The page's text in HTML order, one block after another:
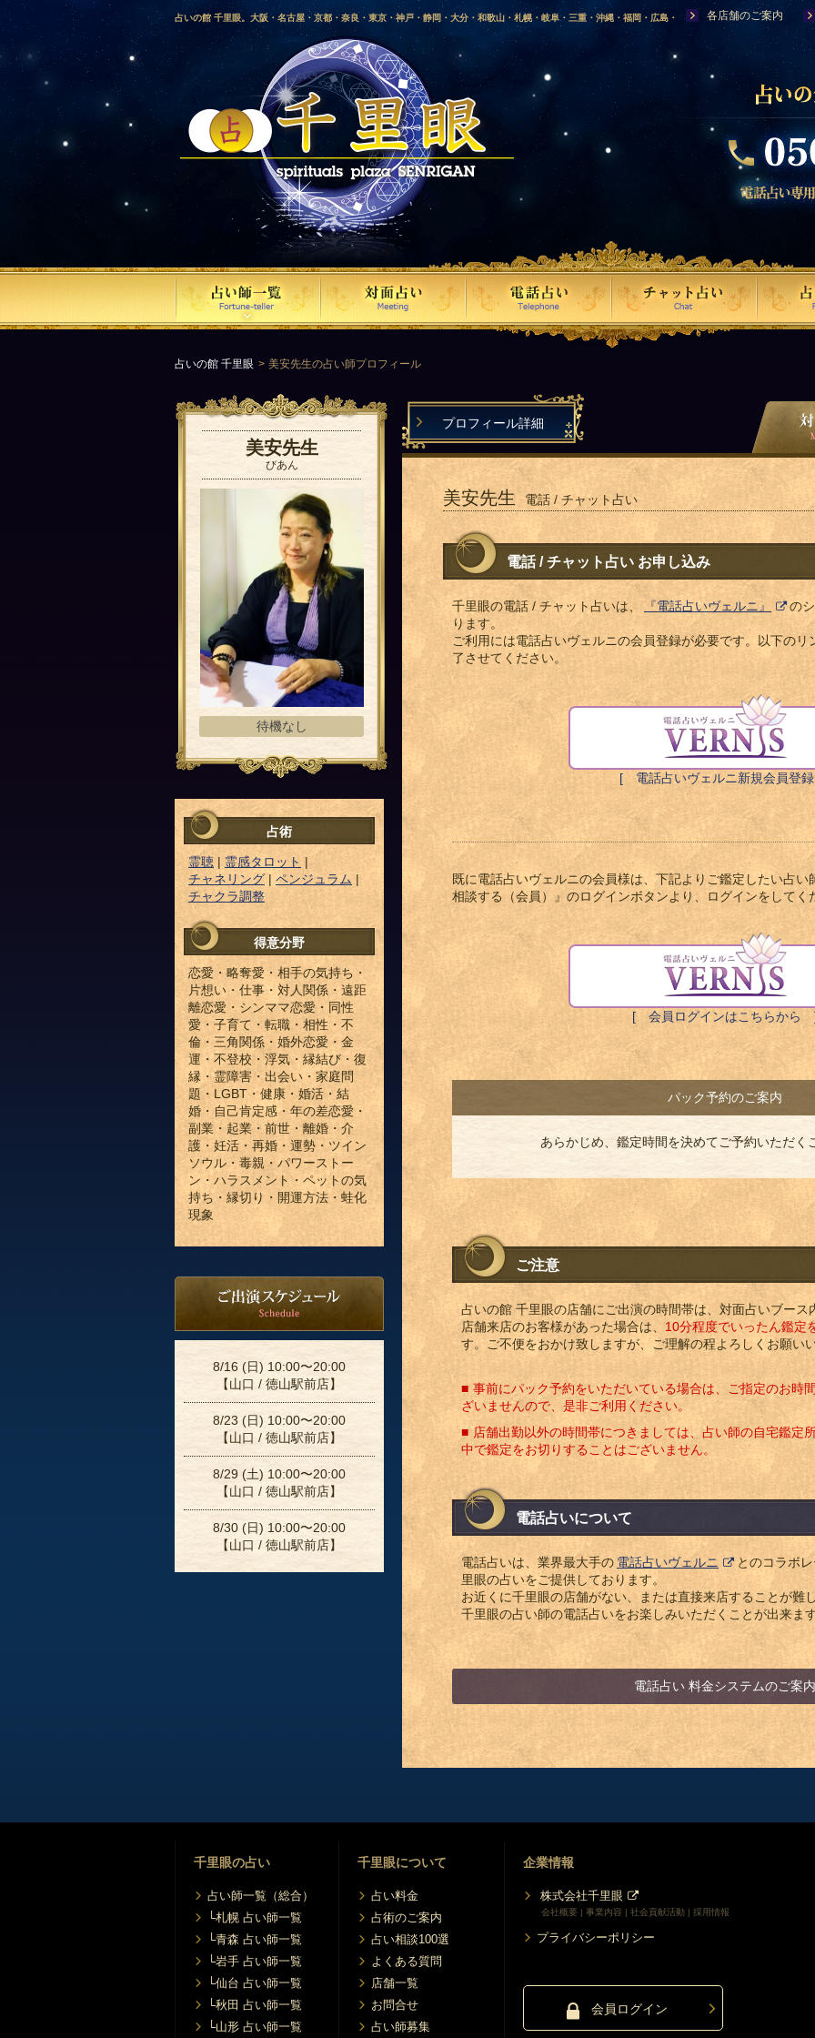
占いの館 千里眼。大阪・名古屋・京都・奈良・東京・神戸・静岡・大分・和歌山・札幌・岐阜・三重・沖縄・福岡・広島・
愛媛・鹿児島・徳島・香川・山形・岡山・横浜・千葉・福島・岩手・高知・熊本・群馬・滋賀・福井・仙台・山口・宮崎・山
梨・長野・埼玉・茨城・栃木・金沢・佐賀・長崎・鳥取・富山・新潟・秋田・青森・島根に店舗を構える、口コミで評判の人
気占い師による占い。
各店舗のご案内
占いの館 千里眼 美安先生の占い師プロフィール
美安先生
びあん
待機なし
占術
霊聴 | 霊感タロット |
チャネリング | ペンジュラム |
チャクラ調整
得意分野
恋愛・略奪愛・相手の気持ち・
片想い・仕事・対人関係・遠距
離恋愛・シンママ恋愛・同性
愛・子育て・転職・相性・不
倫・三角関係・婚外恋愛・金
運・不登校・浮気・縁結び・復
縁・霊障害・出会い・家庭問
題・LGBT・健康・婚活・結
婚・自己肯定感・年の差恋愛・
副業・起業・前世・離婚・介
護・妊活・再婚・運勢・ツイン
ソウル・毒親・パワーストー
ン・ハラスメント・ペットの気
持ち・縁切り・開運方法・蛙化
現象
8/16 (日) 10:00〜20:00
【山口 / 徳山駅前店】
8/23 (日) 10:00〜20:00
【山口 / 徳山駅前店】
8/29 (土) 10:00〜20:00
【山口 / 徳山駅前店】
8/30 (日) 10:00〜20:00
【山口 / 徳山駅前店】
プロフィール詳細
美安先生 電話 / チャット占い
電話 / チャット占い お申し込み
千里眼の電話 / チャット占いは、 『電話占いヴェルニ』
の
ります。
ご利用には電話占いヴェルニの会員登録が必要です。以下の
了させてください。
[ 電話占いヴェルニ新規会員登
既に電話占いヴェルニの会員様は、下記よりご鑑定したい占
相談する（会員）』のログインボタンより、ログインをしてく
[ 会員ログインはこちらから
パック予約のご案内
あらかじめ、鑑定時間を決めてご予約いただく
ご注意
占いの館 千里眼の店舗にご出演の時間帯は、対面占いブース
店舗来店のお客様があった場合は、 10分程度でいったん鑑定
す。ご不便をおかけ致しますが、ご理解の程よろしくお願い
事前にパック予約をいただいている場合は、ご指定のお時
ざいませんので、是非ご利用ください。
店舗出勤以外の時間帯につきましては、占い師の自宅鑑定
中で鑑定をお切りすることはございません。
電話占いについて
電話占いは、業界最大手の 電話占いヴェルニ
とのコラボ
里眼の占いをご提供しております。
お近くに千里眼の店舗がない、または直接来店することが難
千里眼の占い師の電話占いをお楽しみいただくことが出来ま
電話占い 料金システムのご案内
千里眼の占い
占い師一覧（総合）
└札幌 占い師一覧
└青森 占い師一覧
└岩手 占い師一覧
└仙台 占い師一覧
└秋田 占い師一覧
└山形 占い師一覧
千里眼について
占い料金
占術のご案内
占い相談100選
よくある質問
店舗一覧
お問合せ
占い師募集
企業情報
株式会社千里眼
会社概要 | 事業内容 | 社会貢献活動 | 採用情報
プライバシーポリシー
会員ログイン